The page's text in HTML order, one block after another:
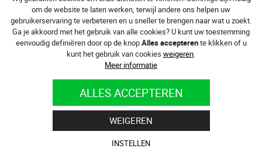
om de website te laten werken, terwijl andere ons helpen uw
gebruikerservaring te verbeteren en u sneller te brengen naar wat u zoekt.
Ga je akkoord met het gebruik van alle cookies? U kunt uw toestemming
eenvoudig definiëren door op de knopAlles accepterente klikken of u
kunt het gebruik van cookies weigeren.
Meer informatie
ALLES ACCEPTEREN
WEIGEREN
INSTELLEN
MONSTER LADY